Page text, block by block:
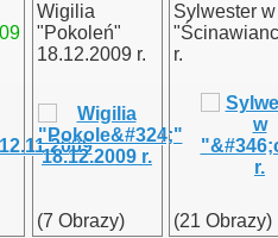
Wigilia
"Pokoleń"
18.12.2009 r.
(7 Obrazy)
Sylwester w
r.
(21 Obrazy)